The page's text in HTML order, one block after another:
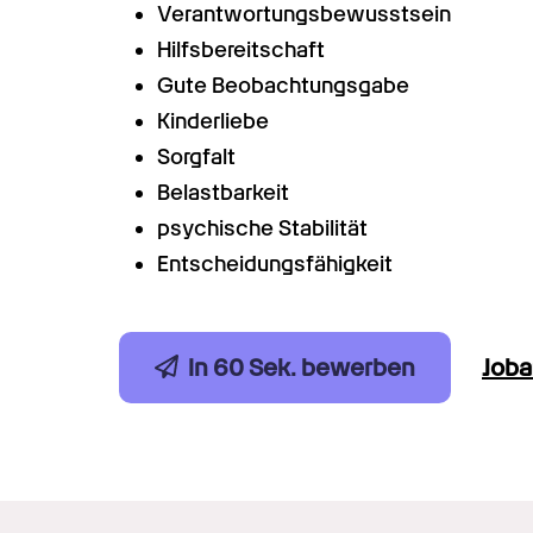
Verantwortungsbewusstsein
Hilfsbereitschaft
Gute Beobachtungsgabe
Kinderliebe
Sorgfalt
Belastbarkeit
psychische Stabilität
Entscheidungsfähigkeit
In 60 Sek. bewerben